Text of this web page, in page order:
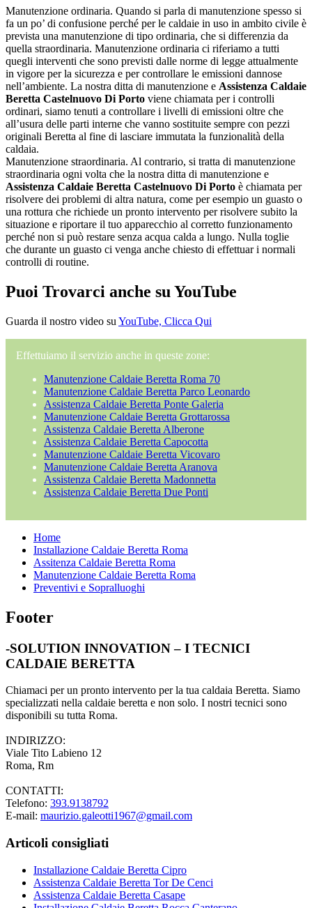
Manutenzione ordinaria. Quando si parla di manutenzione spesso si
fa un po’ di confusione perché per le caldaie in uso in ambito civile è
prevista una manutenzione di tipo ordinaria, che si differenzia da
quella straordinaria. Manutenzione ordinaria ci riferiamo a tutti
quegli interventi che sono previsti dalle norme di legge attualmente
in vigore per la sicurezza e per controllare le emissioni dannose
nell’ambiente. La nostra ditta di manutenzione e Assistenza Caldaie
Beretta Castelnuovo Di Porto viene chiamata per i controlli
ordinari, siamo tenuti a controllare i livelli di emissioni oltre che
all’usura delle parti interne che vanno sostituite sempre con pezzi
originali Beretta al fine di lasciare immutata la funzionalità della
caldaia.
Manutenzione straordinaria. Al contrario, si tratta di manutenzione
straordinaria ogni volta che la nostra ditta di manutenzione e
Assistenza Caldaie Beretta Castelnuovo Di Porto è chiamata per
risolvere dei problemi di altra natura, come per esempio un guasto o
una rottura che richiede un pronto intervento per risolvere subito la
situazione e riportare il tuo apparecchio al corretto funzionamento
perché non si può restare senza acqua calda a lungo. Nulla toglie
che durante un guasto ci venga anche chiesto di effettuar i normali
controlli di routine.
Puoi Trovarci anche su YouTube
Guarda il nostro video su YouTube, Clicca Qui
Effettuiamo il servizio anche in queste zone:
Manutenzione Caldaie Beretta Roma 70
Manutenzione Caldaie Beretta Parco Leonardo
Assistenza Caldaie Beretta Ponte Galeria
Manutenzione Caldaie Beretta Grottarossa
Assistenza Caldaie Beretta Alberone
Assistenza Caldaie Beretta Capocotta
Manutenzione Caldaie Beretta Vicovaro
Manutenzione Caldaie Beretta Aranova
Assistenza Caldaie Beretta Madonnetta
Assistenza Caldaie Beretta Due Ponti
Home
Installazione Caldaie Beretta Roma
Assitenza Caldaie Beretta Roma
Manutenzione Caldaie Beretta Roma
Preventivi e Sopralluoghi
Footer
-SOLUTION INNOVATION – I TECNICI
CALDAIE BERETTA
Chiamaci per un pronto intervento per la tua caldaia Beretta. Siamo
specializzati nella caldaie beretta e non solo. I nostri tecnici sono
disponibili su tutta Roma.
INDIRIZZO:
Viale Tito Labieno 12
Roma, Rm
CONTATTI:
Telefono: 393.9138792
E-mail: maurizio.galeotti1967@gmail.com
Articoli consigliati
Installazione Caldaie Beretta Cipro
Assistenza Caldaie Beretta Tor De Cenci
Assistenza Caldaie Beretta Casape